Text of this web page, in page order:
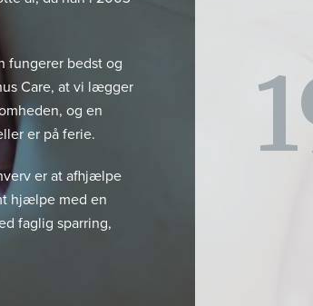
fungerer bedst og
Care, at vi lægger
og en
er på ferie.
er at afhjælpe
hjælpe med en
faglig sparring,